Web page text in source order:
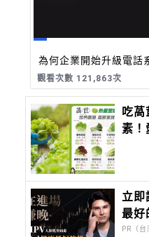
為何企業開始升級電話
觀看次數 121,869次
吃萵
素！
立即
最好
晚！
PR（台